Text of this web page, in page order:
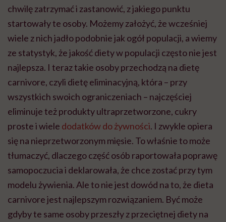
chwilę zatrzymać i zastanowić, z jakiego punktu
startowały te osoby. Możemy założyć, że wcześniej
wiele z nich jadło podobnie jak ogół populacji, a wiemy
ze statystyk, że jakość diety w populacji często nie jest
najlepsza. I teraz takie osoby przechodzą na dietę
carnivore, czyli dietę eliminacyjną, która – przy
wszystkich swoich ograniczeniach – najczęściej
eliminuje też produkty ultraprzetworzone, cukry
proste i wiele dodatków do żywności. I zwykle opiera
się na nieprzetworzonym mięsie. To właśnie to może
tłumaczyć, dlaczego część osób raportowała poprawę
samopoczucia i deklarowała, że chce zostać przy tym
modelu żywienia. Ale to nie jest dowód na to, że dieta
carnivore jest najlepszym rozwiązaniem. Być może
gdyby te same osoby przeszły z przeciętnej diety na